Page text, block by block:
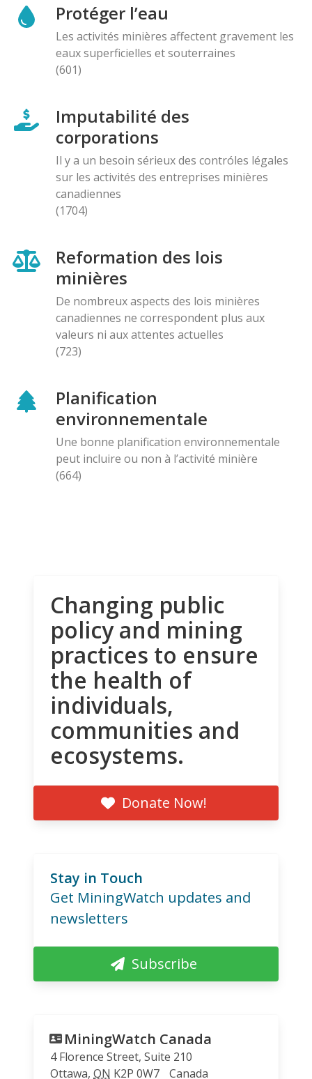
Protéger l’eau
Les activités minières affectent gravement les
eaux superficielles et souterraines
(601)
Imputabilité des
corporations
Il y a un besoin sérieux des contróles légales
sur les activités des entreprises minières
canadiennes
(1704)
Reformation des lois
minières
De nombreux aspects des lois minières
canadiennes ne correspondent plus aux
valeurs ni aux attentes actuelles
(723)
Planification
environnementale
Une bonne planification environnementale
peut incluire ou non à l’activité minière
(664)
Changing public
policy and mining
practices to ensure
the health of
individuals,
communities and
ecosystems.
Donate Now!
Stay in Touch
Get MiningWatch updates and
newsletters
Subscribe
MiningWatch Canada
4 Florence Street, Suite 210
Ottawa, ON K2P 0W7 Canada